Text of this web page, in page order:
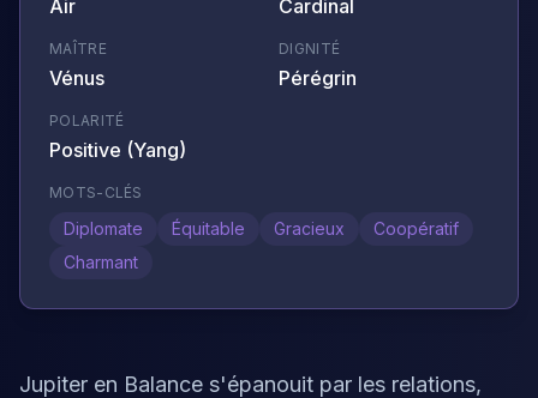
Air Cardinal
MAÎTRE
Vénus
DIGNITÉ
Pérégrin
POLARITÉ
Positive (Yang)
MOTS-CLÉS
Diplomate Équitable Gracieux
Coopératif
Charmant
Jupiter en Balance s'épanouit par les relations,